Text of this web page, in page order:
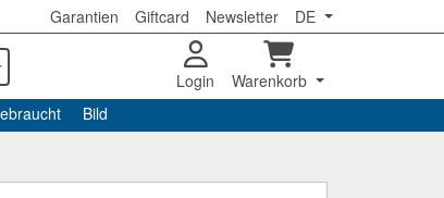
Garantien Giftcard Newsletter DE
Login
Warenkorb
Bild